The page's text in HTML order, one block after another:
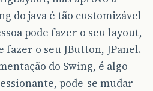
do java é tão customizável
pode fazer o seu layout,
fazer o seu JButton, JPanel.
do Swing, é algo
pode-se mudar